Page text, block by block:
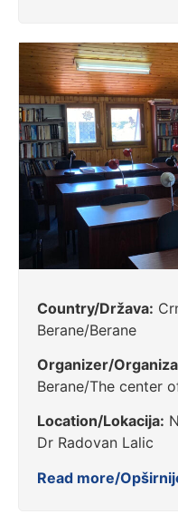
Country/Država:
Berane/Berane
Organizer/
Berane/The center
Location/Lokacija:
Dr Radovan Lalic
Read more/